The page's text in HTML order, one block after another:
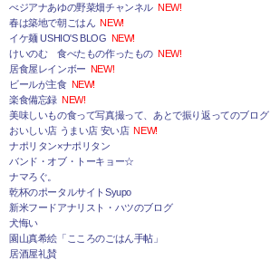
べジアナあゆの野菜畑チャンネル NEW!
春は築地で朝ごはん NEW!
イケ麺 USHIO'S BLOG NEW!
けいのむ 食べたもの作ったもの NEW!
居食屋レインボー NEW!
ビールが主食 NEW!
楽食備忘録 NEW!
美味しいもの食って写真撮って、あとで振り返ってのブログ
おいしい店 うまい店 安い店 NEW!
ナポリタン×ナポリタン
バンド・オブ・トーキョー☆
ナマろぐ。
乾杯のポータルサイトSyupo
新米フードアナリスト・ハツのブログ
犬悔い
園山真希絵「こころのごはん手帖」
居酒屋礼賛